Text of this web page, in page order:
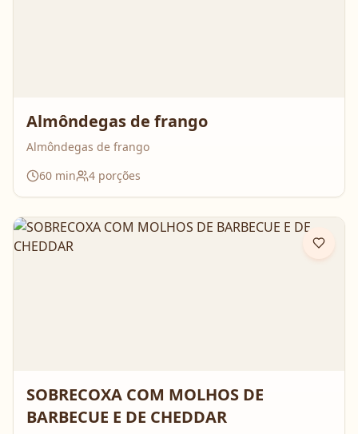
Almôndegas de frango
Almôndegas de frango
60 min 4 porções
SOBRECOXA COM MOLHOS DE
BARBECUE E DE CHEDDAR